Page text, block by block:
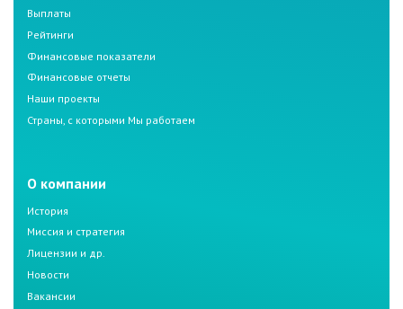
Выплаты
Рейтинги
Финансовые показатели
Финансовые отчеты
Наши проекты
Страны, с которыми Мы работаем
О компании
История
Миссия и стратегия
Лицензии и др.
Новости
Вакансии